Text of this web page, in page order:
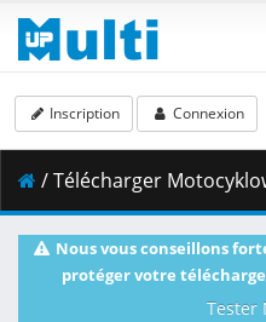
Inscription Connexion
/ Télécharger
Nous vous conseillons
protéger votre
Tester